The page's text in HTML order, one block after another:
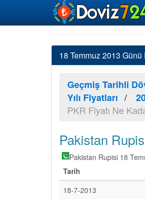
18 Temmuz 2013
Geçmiş Tarihli
Yılı Fiyatları
PKR Fiyatı Ne
Pakistan
Pakistan Rupisi 18
Tarih
18-7-2013